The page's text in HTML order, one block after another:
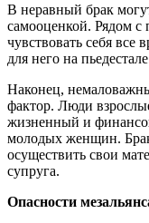
В неравный брак
самооценкой. Рядом с
чувствовать себя все
для него на
Наконец,
фактор. Люди
жизненный и
молодых женщин.
осуществить свои
супруга.
Опасности